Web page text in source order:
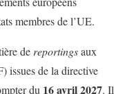
membres de l’UE.
dereportingsaux
issues de la directive
du 16 avril 2027. Il